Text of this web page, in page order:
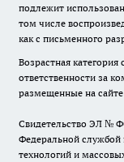
подлежит
том числе
как с письменного
Возрастная категория
ответственности за
размещенные на
Свидетельство ЭЛ №
Федеральной
технологий и